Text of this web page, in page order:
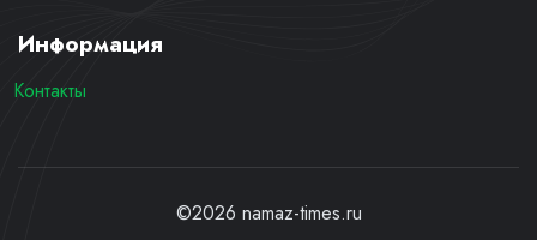
Информация
Контакты
©2026 namaz-times.ru